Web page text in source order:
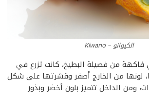
الكيوانو – Kiwano
فاكهة من فصيلة البطيخ، كانت تزرع في
لونها من الخارج أصفر وقشرتها على شكل
ومن الداخل تتميز بلون أخضر وبذور